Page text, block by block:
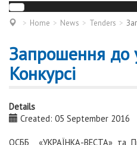
Home News Tenders
Запрошення до
Конкурсі
Details
Created: 05 September 2016
ОСББ «УКРАЇНКА-ВЕСТА» та